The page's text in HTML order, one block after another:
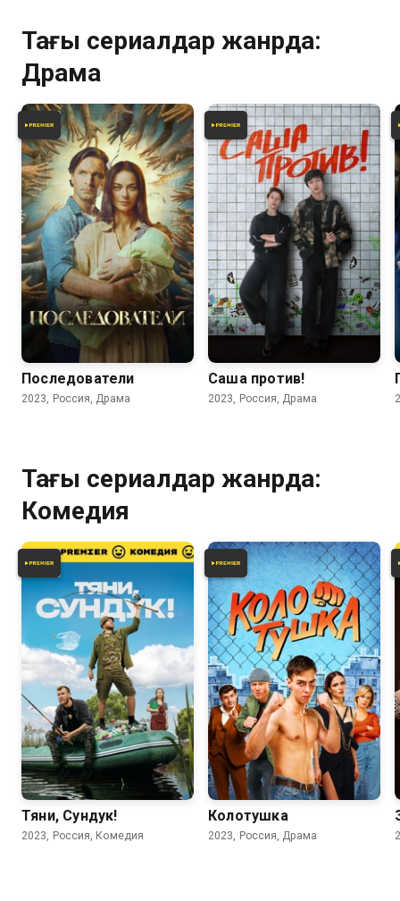
Тағы сериалдар жанрда:
Драма
6.8
Последователи
2023, Россия, Драма
6.4
Саша против!
2023, Россия, Драма
Тағы сериалдар жанрда:
Комедия
6.4
Тяни, Сундук!
2023, Россия, Комедия
6.4
Колотушка
2023, Россия, Драма